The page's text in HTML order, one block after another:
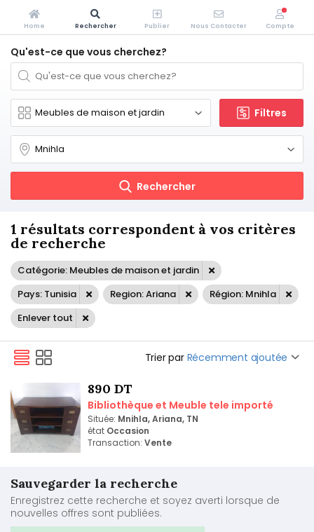
Qu'est-ce que vous cherchez?
Filtres
Rechercher
1 résultats correspondent à vos critères
de recherche
Catégorie: Meubles de maison et jardin
Pays: Tunisia
Region: Ariana
Région: Mnihla
Enlever tout
Trier par Récemment ajoutée
890 DT
Bibliothèque et Meuble tele importé
Située: Mnihla, Ariana, TN
état Occasion
Transaction: Vente
Sauvegarder la recherche
Enregistrez cette recherche et soyez averti lorsque de
nouvelles offres sont publiées.
Home Rechercher Publier Nous Contacter Compte